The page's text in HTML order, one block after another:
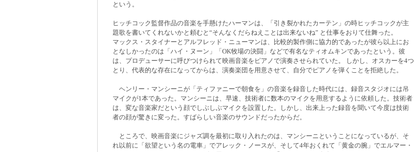
という。
ヒッチコック監督作品の音楽を手懸けたハーマンは、「引き裂かれたカーテン」の時ヒッチコックが主
題歌を書いてくれないかと頼むと“そんなくだらねえことは出来ないね” と仕事をおりて仕舞った。
マックス・スタイナーとアルフレッド・ニューマンは、比較的製作側に協力的であったが彼ら以上にお
となしかったのは「ハイ・ヌーン」「OK牧場の決闘」などで有名なティオムキンであったという。彼
は、プロデューサーに呼びつけられて映画音楽をピアノで演奏させられていた。 しかし、オスカーを4つ
とり、代表的な存在になってからは、演奏楽団を用意させて、自分でピアノを弾くことを拒絶した。
ヘンリー・マンシーニが「ティファニーで朝食を」の音楽を録音した時代には、録音スタジオには吊
マイクが1本であった。マンシーニは、早速、技術者に数本のマイクを用意するように依頼した。技術者
は、変な音楽家だという顔でしぶしぶマイクを設置した。しかし、出来上った録音を聞いて今度は技術
者の顔が驚きに変った。すばらしい音楽のサウンドだったからだ。
ところで、映画音楽にジャズ調を最初に取り入れたのは、マンシーニということになっているが、そ
れ以前に「欲望という名の電車」でアレック・ノースが、そして4年おくれて「黄金の腕」でエルマー・